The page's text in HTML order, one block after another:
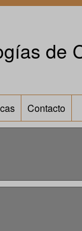
de
Contacto